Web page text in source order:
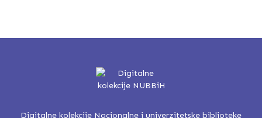
Digitalne kolekcije Nacionalne i univerzitetske biblioteke